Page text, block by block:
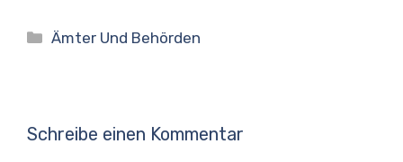
Kategorien
Ämter Und Behörden
Schreibe einen Kommentar